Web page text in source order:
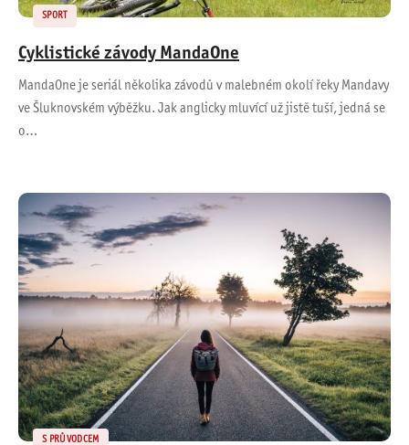
SPORT
Cyklistické závody MandaOne
MandaOne je seriál několika závodů v malebném okolí řeky Mandavy
ve Šluknovském výběžku. Jak anglicky mluvící už jistě tuší, jedná se
o…
S PRŮVODCEM